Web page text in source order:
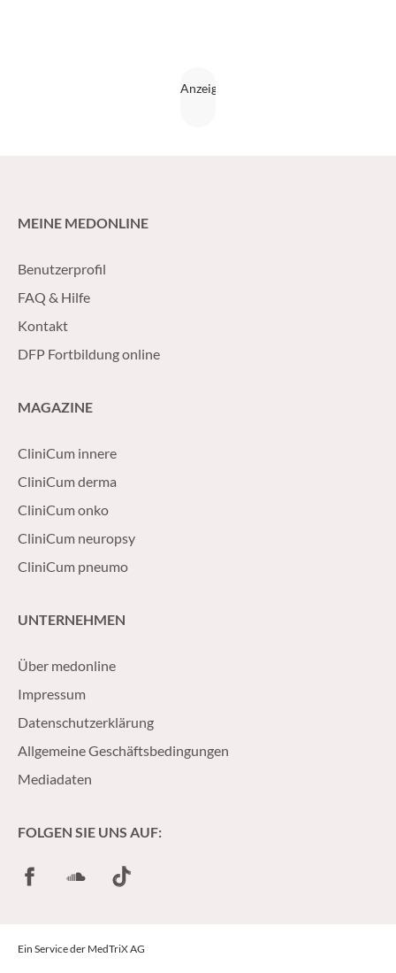
MEINE MEDONLINE
Benutzerprofil
FAQ & Hilfe
Kontakt
DFP Fortbildung online
MAGAZINE
CliniCum innere
CliniCum derma
CliniCum onko
CliniCum neuropsy
CliniCum pneumo
UNTERNEHMEN
Über medonline
Impressum
Datenschutzerklärung
Allgemeine Geschäftsbedingungen
Mediadaten
FOLGEN SIE UNS AUF:
FacebookSoundCloud
TikTok
Ein Service der MedTriX AG